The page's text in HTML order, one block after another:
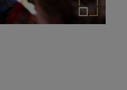
Ampliar imagen